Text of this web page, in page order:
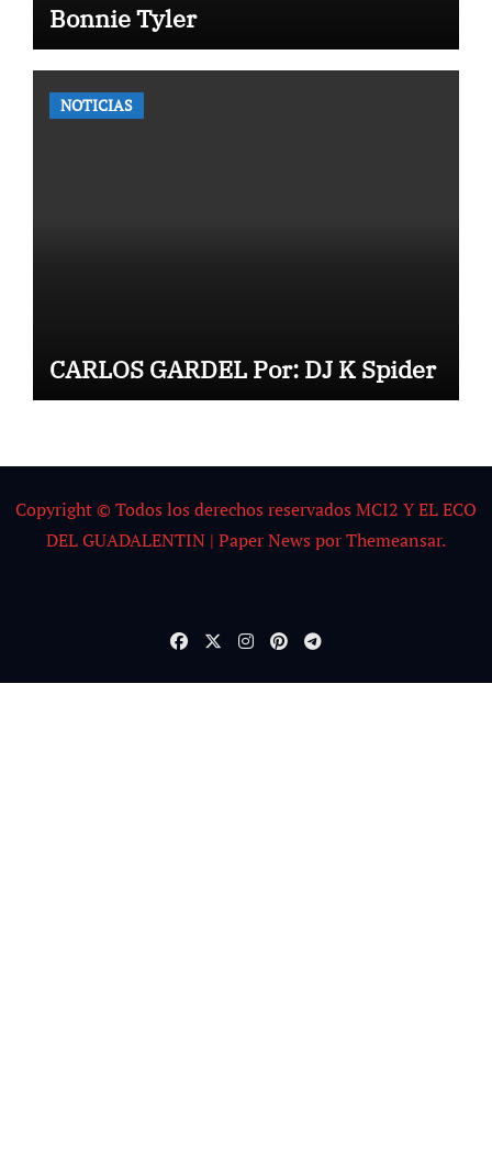
Bonnie Tyler
NOTICIAS
CARLOS GARDEL Por: DJ K Spider
Copyright © Todos los derechos reservados MCI2 Y EL ECO
DEL GUADALENTIN | Paper News porThemeansar.